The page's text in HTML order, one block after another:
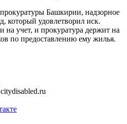
Башкирии, надзорное
который удовлетворил иск.
учет, и прокуратура держит на
по предоставлению ему жилья.